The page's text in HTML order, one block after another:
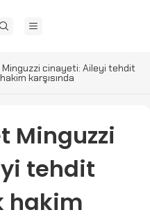
cinayeti: Aileyi tehdit
karşısında
Minguzzi
tehdit
hakim